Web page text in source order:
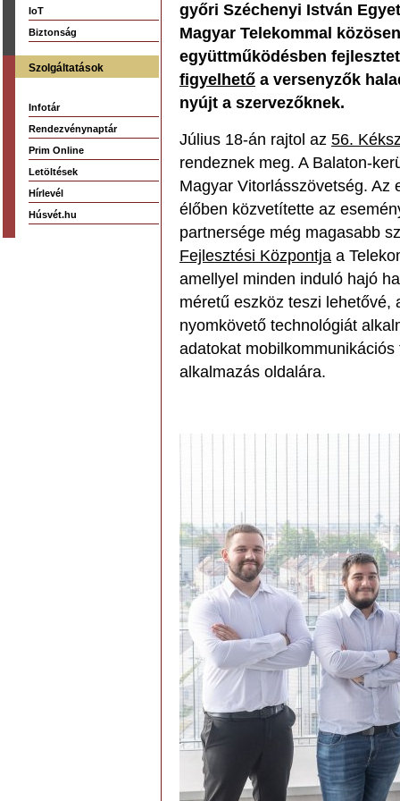
IoT
Biztonság
Szolgáltatások
Infotár
Rendezvénynaptár
Prim Online
Letöltések
Hírlevél
Húsvét.hu
győri Széchenyi István
Magyar Telekommal
együttműködésben
figyelhető a versenyzők
nyújt a szervezőknek.
Július 18-án rajtol az 56.
rendeznek meg. A Balaton-
Magyar Vitorlásszövetség. Az
élőben közvetítette az
partnersége még magasabb
Fejlesztési Központja a
amellyel minden induló hajó
méretű eszköz teszi lehetővé,
nyomkövető technológiát
adatokat
alkalmazás oldalára.